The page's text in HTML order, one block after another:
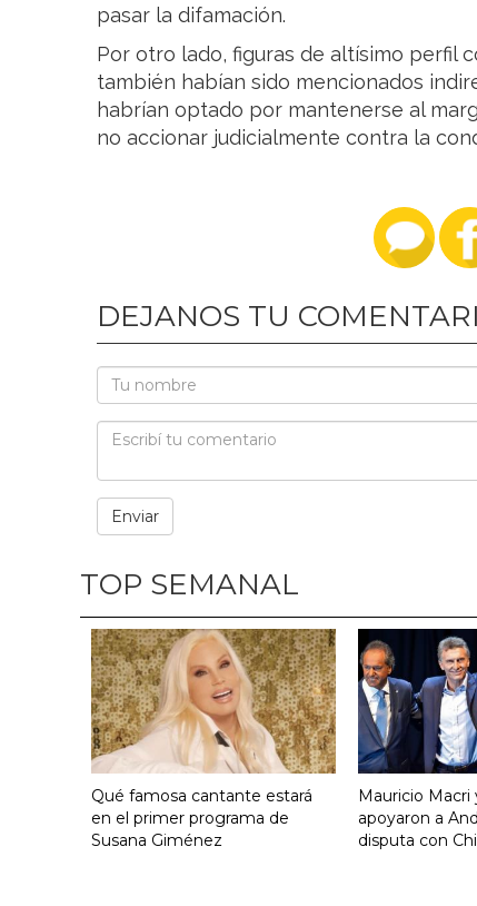
pasar la difamación.
Por otro lado, figuras de altísimo perfil
también habían sido mencionados
habrían optado por mantenerse al
no accionar judicialmente contra la
DEJANOS TU
TOP SEMANAL
Qué famosa cantante estará
en el primer programa de
Susana Giménez
Mauricio Macri
apoyaron a
disputa con